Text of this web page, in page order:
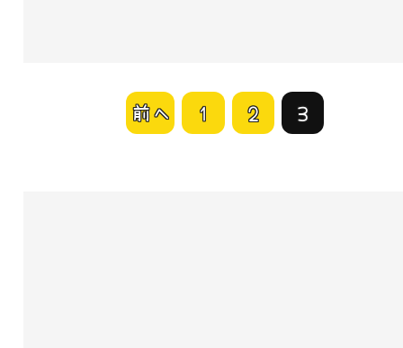
前へ 1 2 3